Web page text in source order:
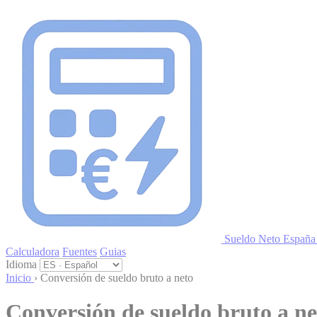
Sueldo Neto
Calculadora Fuentes Guias
Idioma
Inicio › Conversión de sueldo bruto a neto